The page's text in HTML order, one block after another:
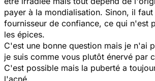
payer à la mondialisation. Sinon, il
fournisseur de confiance, ce qui n'est
les épices.
C'est une bonne question mais je n'ai
je suis comme vous plutôt énervé par
C'est possible mais la puberté a
l'acné.